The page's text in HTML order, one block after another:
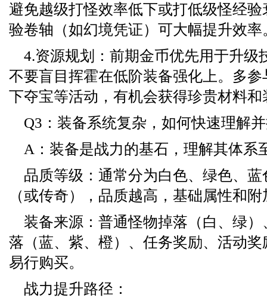
避免越级打怪效率低下或打低级怪经
验卷轴（如幻境凭证）可大幅提升效率
4.资源规划：前期金币优先用于升级
不要盲目挥霍在低阶装备强化上。多参
下夺宝等活动，有机会获得珍贵材料和
Q3：装备系统复杂，如何快速理解
A：装备是战力的基石，理解其体系
品质等级：通常分为白色、绿色、
（或传奇），品质越高，基础属性和
装备来源：普通怪物掉落（白、绿）
落（蓝、紫、橙）、任务奖励、活动
易行购买。
战力提升路径：